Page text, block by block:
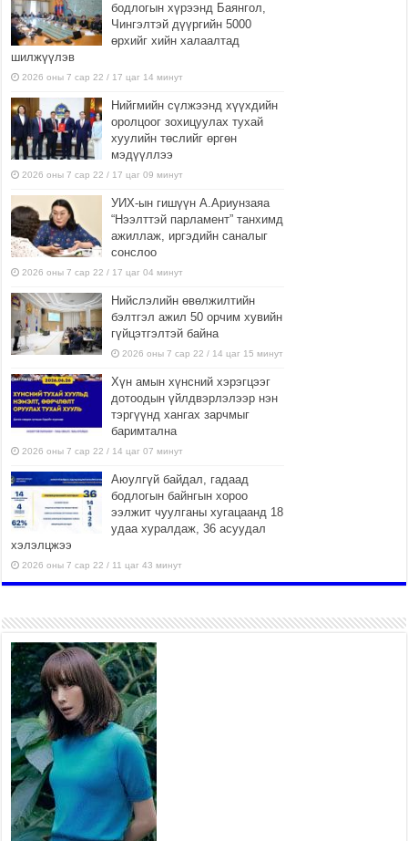
бодлогын хүрээнд Баянгол,
Чингэлтэй дүүргийн 5000
өрхийг хийн халаалтад
шилжүүлэв
2026 оны 7 сар 22 / 17 цаг 14 минут
Нийгмийн сүлжээнд хүүхдийн
оролцоог зохицуулах тухай
хуулийн төслийг өргөн
мэдүүллээ
2026 оны 7 сар 22 / 17 цаг 09 минут
УИХ-ын гишүүн А.Ариунзаяа
“Нээлттэй парламент” танхимд
ажиллаж, иргэдийн саналыг
сонслоо
2026 оны 7 сар 22 / 17 цаг 04 минут
Нийслэлийн өвөлжилтийн
бэлтгэл ажил 50 орчим хувийн
гүйцэтгэлтэй байна
2026 оны 7 сар 22 / 14 цаг 15 минут
Хүн амын хүнсний хэрэгцээг
дотоодын үйлдвэрлэлээр нэн
тэргүүнд хангах зарчмыг
баримтална
2026 оны 7 сар 22 / 14 цаг 07 минут
Аюулгүй байдал, гадаад
бодлогын байнгын хороо
ээлжит чуулганы хугацаанд 18
удаа хуралдаж, 36 асуудал
хэлэлцжээ
2026 оны 7 сар 22 / 11 цаг 43 минут
боломжтой-Хүүхэд хөгжүүлэх
төв” байгуулах төсөлд төр,
хувийн хэвшлийн түншлэлийн хүрээнд хамтран
ажиллахыг урьж байна
2026 оны 7 сар 22 / 9 цаг 28 минут
Б.Пүрэвдагва: “Урт цагаан”-ыг
залуучууд чөлөөт цагаа
өнгөрүүлдэг, жуулчид зорьж
ирдэг цэг болгоно
2026 оны 7 сар 21 / 16 цаг 47 минут
Тусгай замын автобус /BRT/ төслийн удирдах
хорооны ээлжит хуралдаан боллоо